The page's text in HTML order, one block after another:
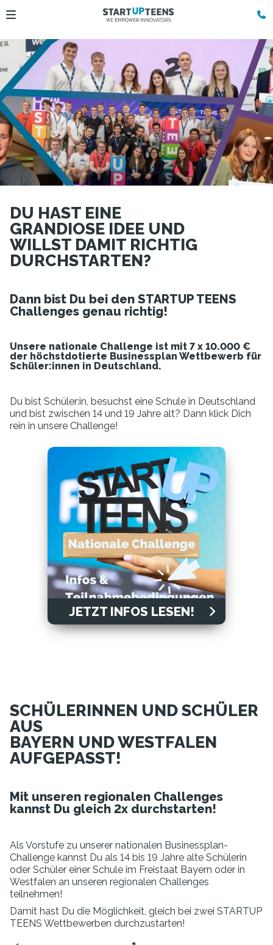
DU HAST EINE
GRANDIOSE IDEE UND
WILLST DAMIT RICHTIG
DURCHSTARTEN?
Dann bist Du bei den STARTUP TEENS
Challenges genau richtig!
Unsere nationale Challenge ist mit 7 x 10.000 €
der höchstdotierte Businessplan Wettbewerb für
Schüler:innen in Deutschland.
Du bist Schüler:in, besuchst eine Schule in Deutschland
und bist zwischen 14 und 19 Jahre alt? Dann klick Dich
rein in unsere Challenge!
JETZT INFOS LESEN!
SCHÜLERINNEN UND SCHÜLER
AUS
BAYERN UND WESTFALEN
AUFGEPASST!
Mit unseren regionalen Challenges
kannst Du gleich 2x durchstarten!
Als Vorstufe zu unserer nationalen Businessplan-
Challenge kannst Du als 14 bis 19 Jahre alte Schülerin
oder Schüler einer Schule im Freistaat Bayern oder in
Westfalen an unseren regionalen Challenges
teilnehmen!
Damit hast Du die Möglichkeit, gleich bei zwei STARTUP
TEENS Wettbewerben durchzustarten!